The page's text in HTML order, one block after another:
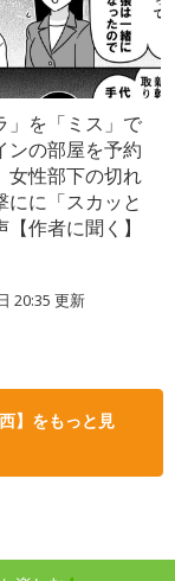
」を「ミス」で
ンの部屋を予約
女性部下の切れ
にに「スカッと
【作者に聞く】
20:35 更新
】をもっと見